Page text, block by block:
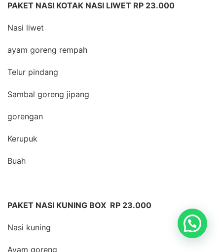
PAKET NASI KOTAK NASI LIWET RP 23.000
Nasi liwet
ayam goreng rempah
Telur pindang
Sambal goreng jipang
gorengan
Kerupuk
Buah
PAKET NASI KUNING BOX RP 23.000
Nasi kuning
Ayam goreng